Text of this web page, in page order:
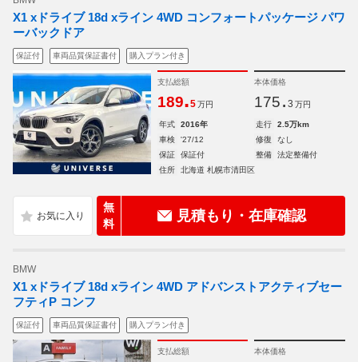
X1 xドライブ 18d xライン 4WD コンフォートパッケージ パワ
ーバックドア
保証付 車両品質保証書付 購入プラン付き
支払総額
189.5 万円
本体価格
175. 3 万円
年式 2016年 走行
2.5万km
車検
'27/12 修復
なし
保証
保証付 整備
法定整備付
住所
北海道 札幌市清田区
無
料
見積もり・在庫確認
BMW
X1 xドライブ 18d xライン 4WD アドバンストアクティブセー
フティP コンフ
保証付 車両品質保証書付 購入プラン付き
支払総額 本体価格